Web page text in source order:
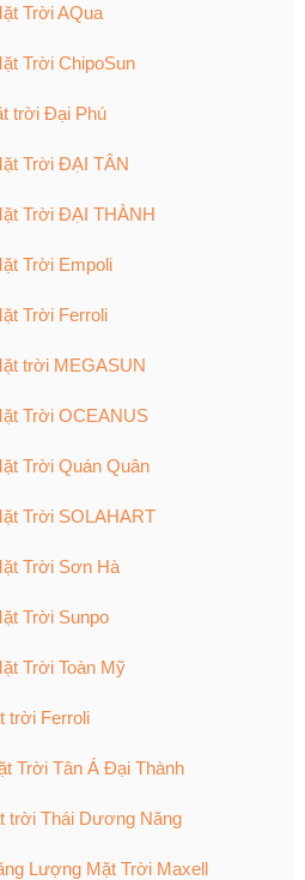
Trời AQua
Trời ChipoSun
trời Đại Phú
Trời ĐẠI TÂN
Trời ĐẠI THÀNH
Trời Empoli
Trời Ferroli
trời MEGASUN
Trời OCEANUS
Trời Quán Quân
Trời SOLAHART
Trời Sơn Hà
Trời Sunpo
Trời Toàn Mỹ
trời Ferroli
Trời Tân Á Đại Thành
trời Thái Dương Năng
Lượng Mặt Trời Maxell